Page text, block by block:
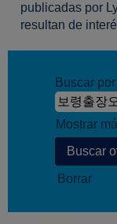
publicadas por
resultan de
Buscar
Mostrar
Borrar